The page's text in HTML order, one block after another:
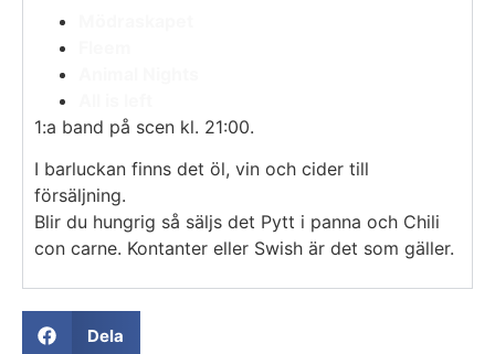
1:a band på scen kl. 21:00.
I barluckan finns det öl, vin och cider till
försäljning.
Blir du hungrig så säljs det Pytt i panna och Chili
con carne. Kontanter eller Swish är det som gäller.
Dela